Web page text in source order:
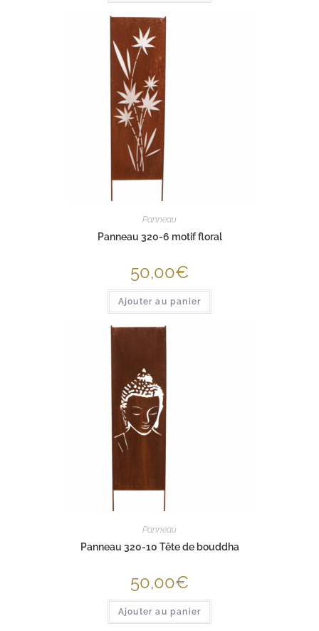
Panneau
Panneau 320-6 motif floral
50,00€
Ajouter au panier
Panneau
Panneau 320-10 Tête de bouddha
50,00€
Ajouter au panier